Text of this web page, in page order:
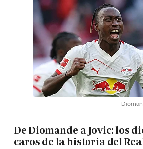
De Diomande a Jovic: los
caros de la historia del